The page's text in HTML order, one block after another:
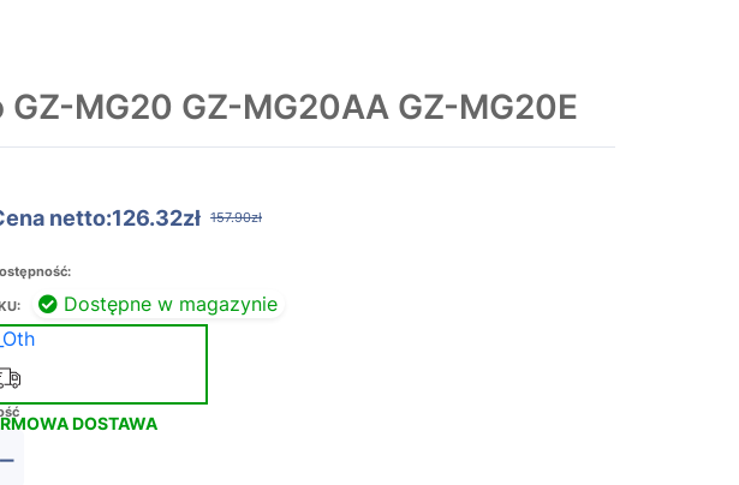
MG20 GZ-MG20AA GZ-MG20E
netto:126.32zł 157.90zł
Dostępne w magazynie
DOSTAWA
−